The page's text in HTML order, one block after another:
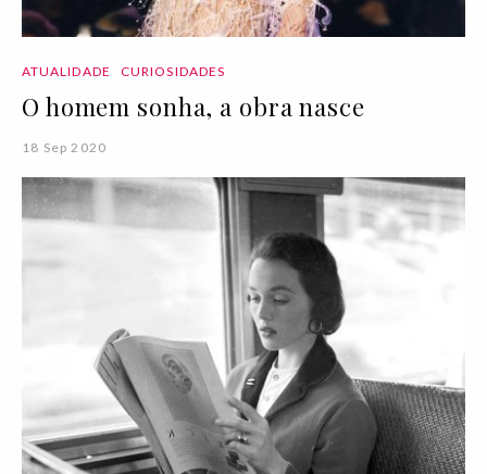
ATUALIDADE CURIOSIDADES
O homem sonha, a obra nasce
18 Sep 2020